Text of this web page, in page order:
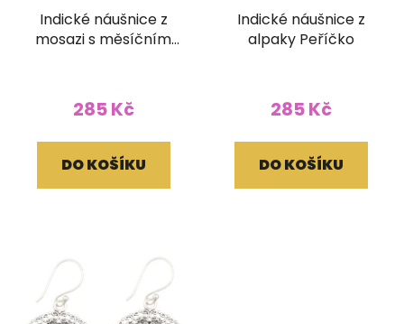
Indické náušnice z
mosazi s měsíčním
285 Kč
DO KOŠÍKU
Indické náušnice z
alpaky Peříčko
285 Kč
DO KOŠÍKU